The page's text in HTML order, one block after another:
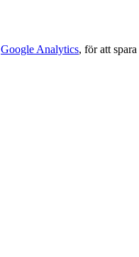
Google Analytics, för att spara